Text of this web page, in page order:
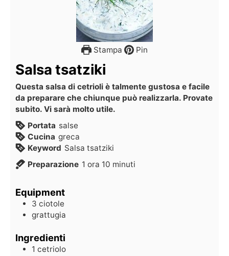
Stampa Pin
Salsa tsatziki
Questa salsa di cetrioli è talmente gustosa e facile
da preparare che chiunque può realizzarla. Provate
subito. Vi sarà molto utile.
Portata salse
Cucina greca
Keyword Salsa tsatziki
Preparazione 1 ora 10 minuti
Equipment
3 ciotole
grattugia
Ingredienti
1 cetriolo